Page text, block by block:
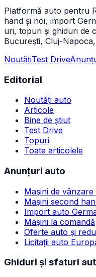
Platformă auto pentru
hand și noi, import
uri, topuri și ghiduri de
București, Cluj-
NoutățiTest Drive
Editorial
Noutăți auto
Articole
Bine de știut
Test Drive
Topuri
Toate articolele
Anunțuri auto
Mașini de vânzare
Mașini second
Import auto
Mașini la comandă
Oferte auto și
Licitații auto
Ghiduri și sfaturi